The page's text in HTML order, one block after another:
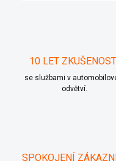
10 LET ZKUŠENOSTÍ
se službami v
odvětví.
SPOKOJENÍ